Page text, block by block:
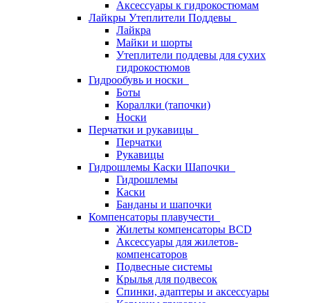
Аксессуары к гидрокостюмам
Лайкры Утеплители Поддевы
Лайкра
Майки и шорты
Утеплители поддевы для сухих
гидрокостюмов
Гидрообувь и носки
Боты
Кораллки (тапочки)
Носки
Перчатки и рукавицы
Перчатки
Рукавицы
Гидрошлемы Каски Шапочки
Гидрошлемы
Каски
Банданы и шапочки
Компенсаторы плавучести
Жилеты компенсаторы BCD
Аксессуары для жилетов-
компенсаторов
Подвесные системы
Крылья для подвесок
Спинки, адаптеры и аксессуары